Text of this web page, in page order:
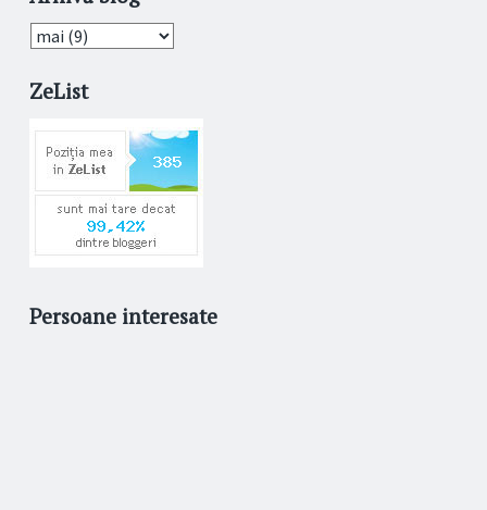
ZeList
Persoane interesate